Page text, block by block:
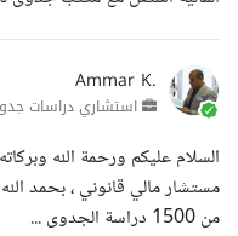
Ammar K.
استشاري دراسات
السلام عليكم ورحمة الله
من 1500 دراسة الجدوى ...